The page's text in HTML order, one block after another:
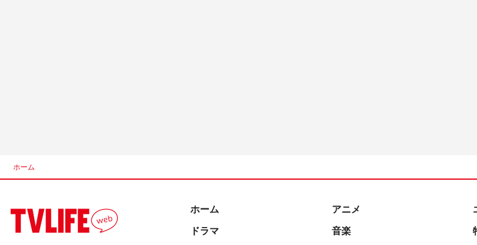
ホーム
ホーム
ドラマ
アニメ
音楽